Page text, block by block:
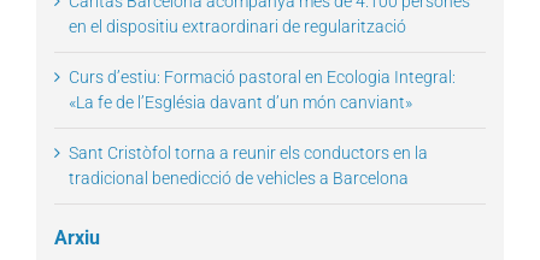
en el dispositiu extraordinari de regularització
Curs d’estiu: Formació pastoral en Ecologia Integral:
«La fe de l’Església davant d’un món canviant»
Sant Cristòfol torna a reunir els conductors en la
tradicional benedicció de vehicles a Barcelona
Arxiu